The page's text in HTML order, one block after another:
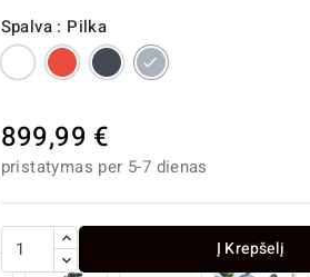
Spalva : Pilka
BaltaRaudonaJuodaPilka
899,99 €
pristatymas per 5-7 dienas
Į Krepšelį